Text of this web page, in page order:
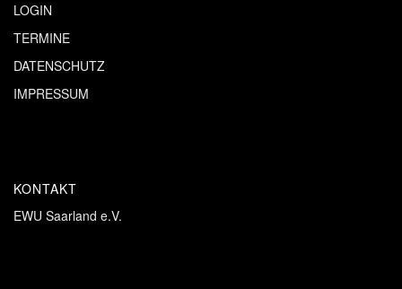
LOGIN
TERMINE
DATENSCHUTZ
IMPRESSUM
KONTAKT
EWU Saarland e.V.